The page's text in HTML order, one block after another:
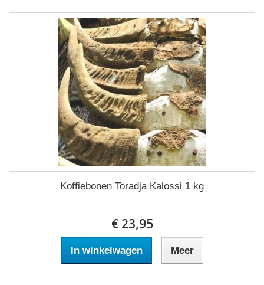
Koffiebonen Toradja Kalossi 1 kg
€ 23,95
In winkelwagen Meer